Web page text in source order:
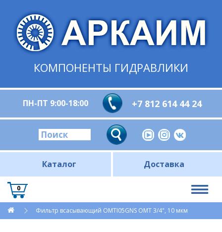
КОМПОНЕНТЫ ГИДРАВЛИКИ
ПН-ПТ 9:00-18:00 +7 812 614 44 24
Каталог Доставка
0
Фильтр всасывающий OMTI05GNS OMT 3/4", 10 мкм